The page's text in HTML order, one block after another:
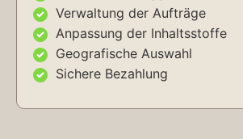
Verwaltung der Aufträge
Anpassung der Inhaltsstoffe
Geografische Auswahl
Sichere Bezahlung